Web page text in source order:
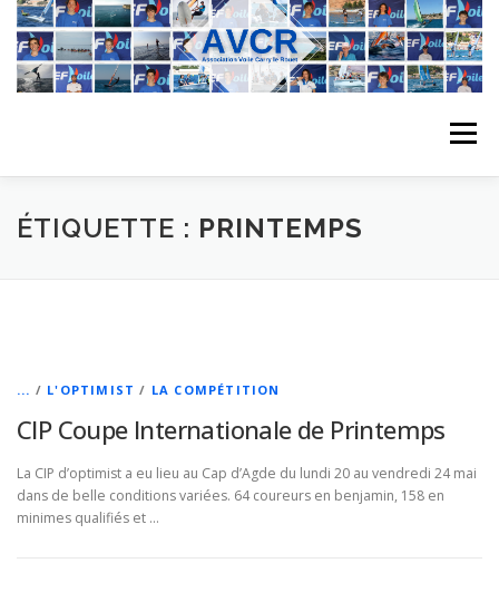
Aller
contenu
Menu
ACCUEIL L’ASSOCIATION ACTIVITÉS DU CLUB
REGATES ALBUMS PHOTO
PLANNING DES COURS REVUES DE PRESSE
ÉTIQUETTE : PRINTEMPS
... / L'OPTIMIST / LA COMPÉTITION
CIP Coupe Internationale de Printemps
La CIP d’optimist a eu lieu au Cap d’Agde du lundi 20 au vendredi 24 mai
dans de belle conditions variées. 64 coureurs en benjamin, 158 en
minimes qualifiés et …